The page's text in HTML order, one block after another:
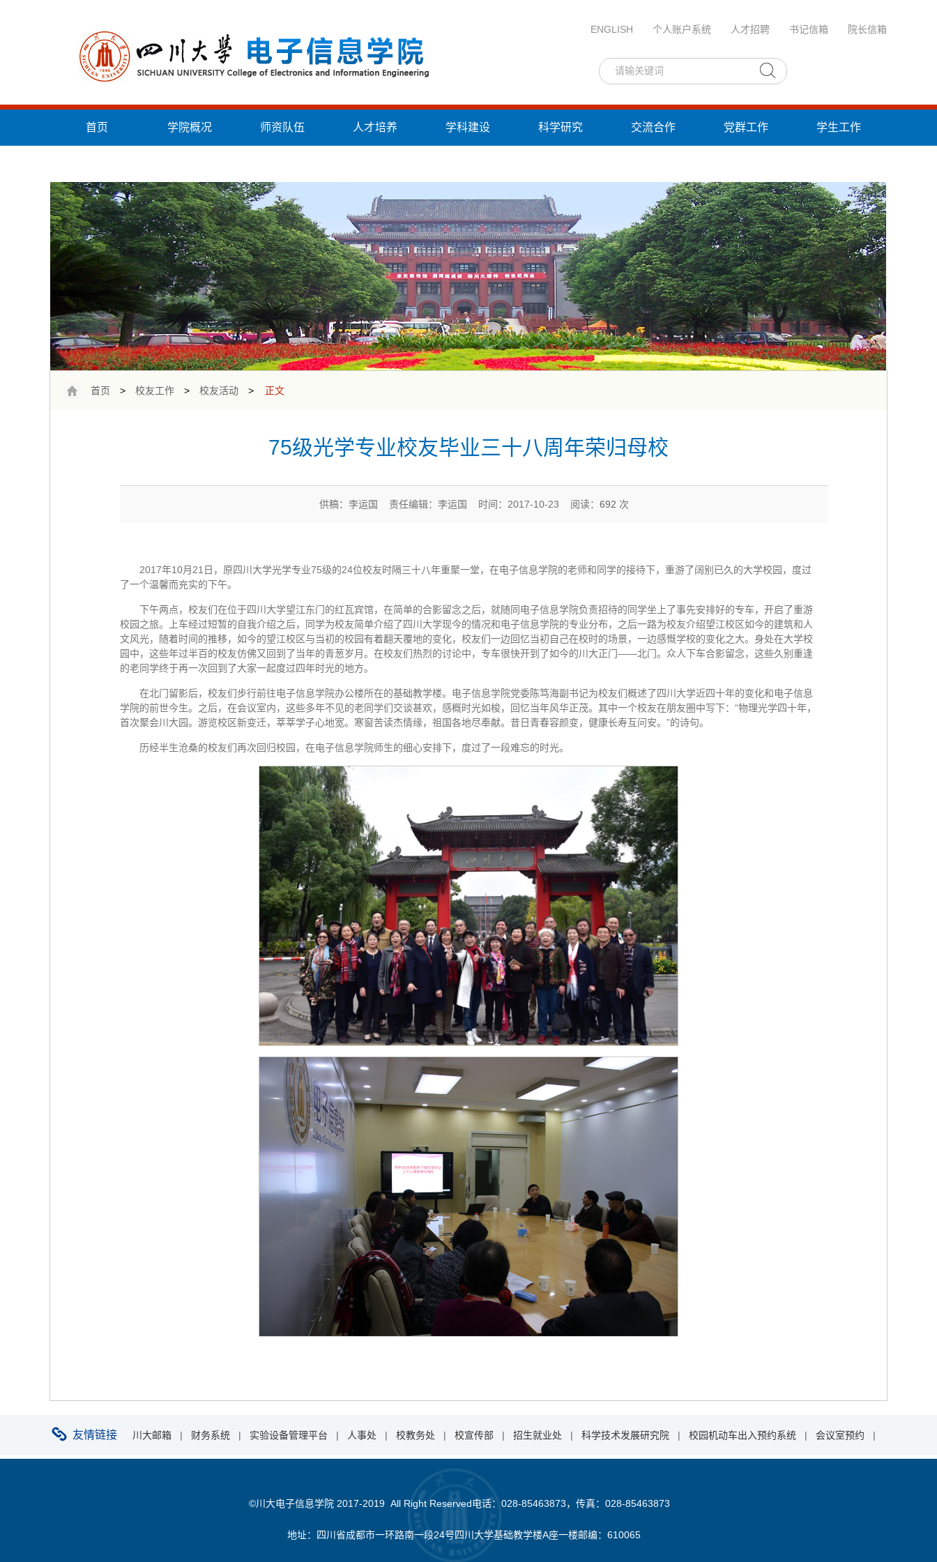
ENGLISH 个人账户系统 人才招聘 书记信箱 院长信箱
首页 学院概况 师资队伍 人才培养 学科建设 科学研究 交流合作 党群工作 学生工作
首页 > 校友工作 > 校友活动 > 正文
75级光学专业校友毕业三十八周年荣归母校
供稿：李运国 责任编辑：李运国 时间：2017-10-23 阅读： 692 次
2017年10月21日，原四川大学光学专业75级的24位校友时隔三十八年重聚一堂，在电子信息学院的老师和同学的接待下，重游了阔别已久的大学校园，度过
了一个温馨而充实的下午。
下午两点，校友们在位于四川大学望江东门的红瓦宾馆，在简单的合影留念之后，就随同电子信息学院负责招待的同学坐上了事先安排好的专车，开启了重游
校园之旅。上车经过短暂的自我介绍之后，同学为校友简单介绍了四川大学现今的情况和电子信息学院的专业分布，之后一路为校友介绍望江校区如今的建筑和人
文风光，随着时间的推移，如今的望江校区与当初的校园有着翻天覆地的变化，校友们一边回忆当初自己在校时的场景，一边感慨学校的变化之大。身处在大学校
园中，这些年过半百的校友仿佛又回到了当年的青葱岁月。在校友们热烈的讨论中，专车很快开到了如今的川大正门——北门。众人下车合影留念，这些久别重逢
的老同学终于再一次回到了大家一起度过四年时光的地方。
在北门留影后，校友们步行前往电子信息学院办公楼所在的基础教学楼。电子信息学院党委陈笃海副书记为校友们概述了四川大学近四十年的变化和电子信息
学院的前世今生。之后，在会议室内，这些多年不见的老同学们交谈甚欢，感概时光如梭，回忆当年风华正茂。其中一个校友在朋友圈中写下：“物理光学四十年，
首次聚会川大园。游览校区新变迁，莘莘学子心地宽。寒窗苦读杰情缘，祖国各地尽奉献。昔日青春容颜变，健康长寿互问安。”的诗句。
历经半生沧桑的校友们再次回归校园，在电子信息学院师生的细心安排下，度过了一段难忘的时光。
友情链接 川大邮箱 | 财务系统 | 实验设备管理平台 | 人事处 | 校教务处 | 校宣传部 | 招生就业处 | 科学技术发展研究院 | 校园机动车出入预约系统 | 会议室预约 |
©川大电子信息学院 2017-2019 All Right Reserved电话：028-85463873，传真：028-85463873
地址：四川省成都市一环路南一段24号四川大学基础教学楼A座一楼邮编：610065